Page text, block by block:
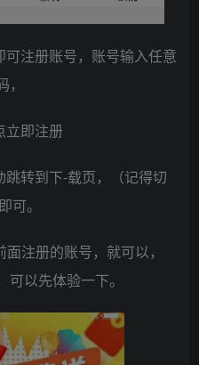
可注册账号，账号输入任意
立即注册
跳转到下-载页，（记得切
可。
注册的账号，就可以，
以先体验一下。